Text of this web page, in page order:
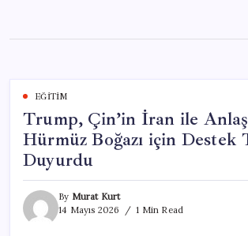
content
EĞITIM
Trump, Çin’in İran ile
Hürmüz Boğazı için
Duyurdu
By Murat Kurt
14 Mayıs 2026
1 Min Read